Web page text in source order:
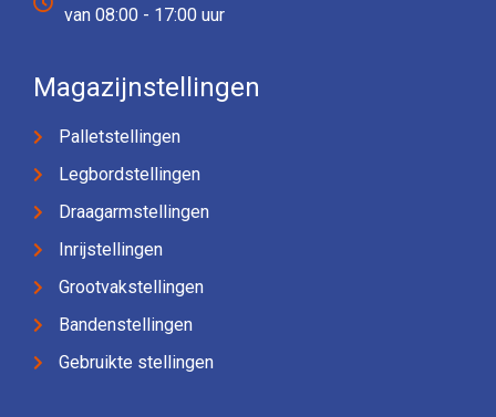
van 08:00 - 17:00 uur
Magazijnstellingen
Palletstellingen
Legbordstellingen
Draagarmstellingen
Inrijstellingen
Grootvakstellingen
Bandenstellingen
Gebruikte stellingen